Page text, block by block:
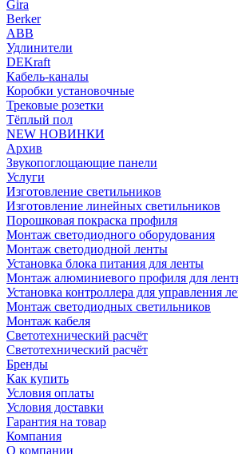
Gira
Berker
ABB
Удлинители
DEKraft
Кабель-каналы
Коробки установочные
Трековые розетки
Тёплый пол
NEW НОВИНКИ
Архив
Звукопоглощающие панели
Услуги
Изготовление светильников
Изготовление линейных светильников
Порошковая покраска профиля
Монтаж светодиодного оборудования
Монтаж светодиодной ленты
Установка блока питания для ленты
Монтаж алюминиевого профиля для
Установка контроллера для управления
Монтаж светодиодных светильников
Монтаж кабеля
Светотехнический расчёт
Светотехнический расчёт
Бренды
Как купить
Условия оплаты
Условия доставки
Гарантия на товар
Компания
О компании